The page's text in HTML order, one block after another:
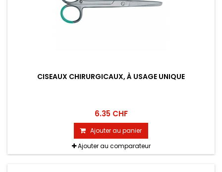
CISEAUX CHIRURGICAUX, À USAGE UNIQUE
6.35 CHF
Ajouter au panier
Ajouter au comparateur